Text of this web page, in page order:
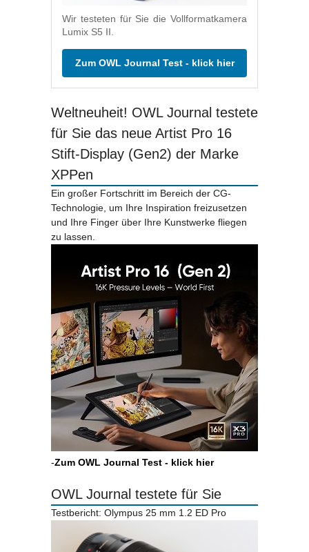
Wir testeten für Sie die Vollformatkamera
Lumix S5 II.
Zum OWL Journal Test - klick hier
Weltneuheit! OWL Journal testete
für Sie das neue Artist Pro 16
Stift-Display (Gen2) der Marke
XPPen
Ein großer Fortschritt im Bereich der CG-
Technologie, um Ihre Inspiration freizusetzen
und Ihre Finger über Ihre Kunstwerke fliegen
zu lassen.
-Zum OWL Journal Test - klick hier
OWL Journal testete für Sie
Testbericht: Olympus 25 mm 1.2 ED Pro